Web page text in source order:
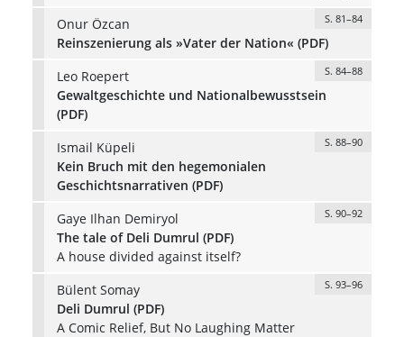
Onur Özcan
S. 81–84
Reinszenierung als »Vater der Nation« (PDF)
Leo Roepert
S. 84–88
Gewaltgeschichte und Nationalbewusstsein
(PDF)
Ismail Küpeli
S. 88–90
Kein Bruch mit den hegemonialen
Geschichtsnarrativen (PDF)
Gaye Ilhan Demiryol
S. 90–92
The tale of Deli Dumrul (PDF)
A house divided against itself?
Bülent Somay
S. 93–96
Deli Dumrul (PDF)
A Comic Relief, But No Laughing Matter